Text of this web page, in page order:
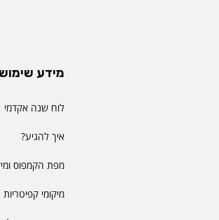
מידע
לוח שנה אקדמי
איך להגיע?
מפת הקמפוס
מיקומי קפיטריות